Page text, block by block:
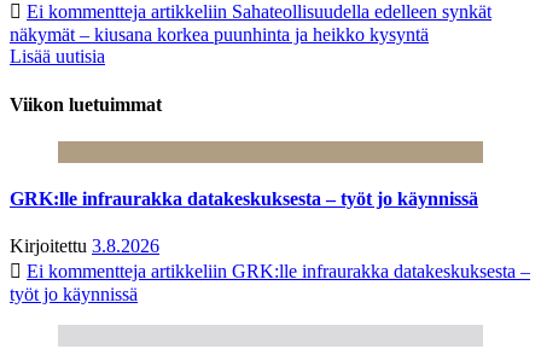
Ei kommentteja artikkeliin Sahateollisuudella edelleen synkät
näkymät – kiusana korkea puunhinta ja heikko kysyntä
Lisää uutisia
Viikon luetuimmat
GRK:lle infraurakka datakeskuksesta – työt jo käynnissä
Kirjoitettu 3.8.2026
Ei kommentteja artikkeliin GRK:lle infraurakka datakeskuksesta –
työt jo käynnissä